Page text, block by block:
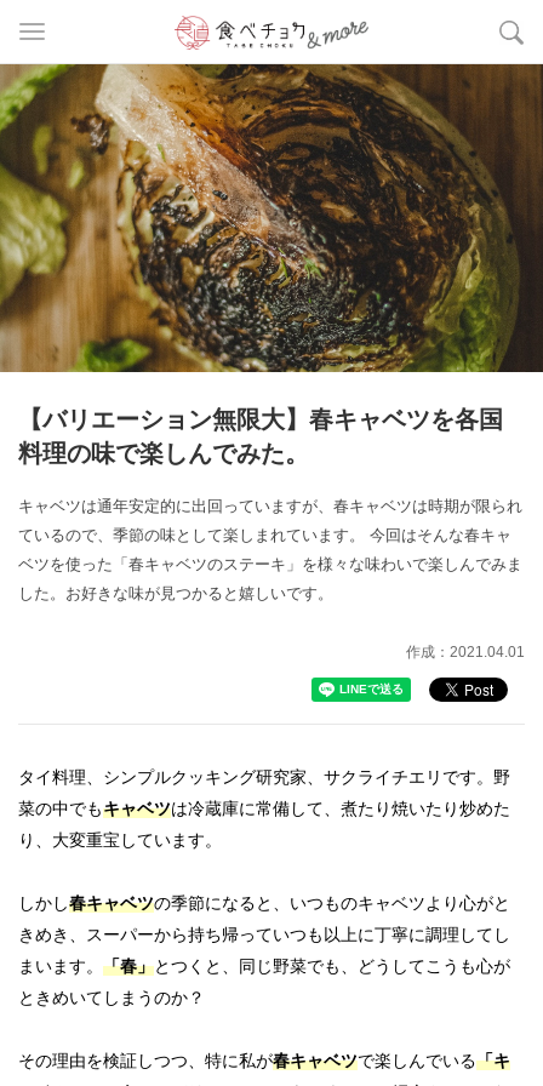
【バリエーション無限大】春キャベツを各国
料理の味で楽しんでみた。
キャベツは通年安定的に出回っていますが、春キャベツは時期が限られ
ているので、季節の味として楽しまれています。 今回はそんな春キャ
ベツを使った「春キャベツのステーキ」を様々な味わいで楽しんでみま
した。お好きな味が見つかると嬉しいです。
作成：2021.04.01
タイ料理、シンプルクッキング研究家、サクライチエリです。 野
菜の中でもキャベツは冷蔵庫に常備して、煮たり焼いたり炒めた
り、大変重宝しています。
しかし春キャベツの季節になると、いつものキャベツより心がと
きめき、スーパーから持ち帰っていつも以上に丁寧に調理してし
まいます。 「春」とつくと、同じ野菜でも、どうしてこうも心が
ときめいてしまうのか？
その理由を検証しつつ、特に私が春キャベツで楽しんでいる「キ